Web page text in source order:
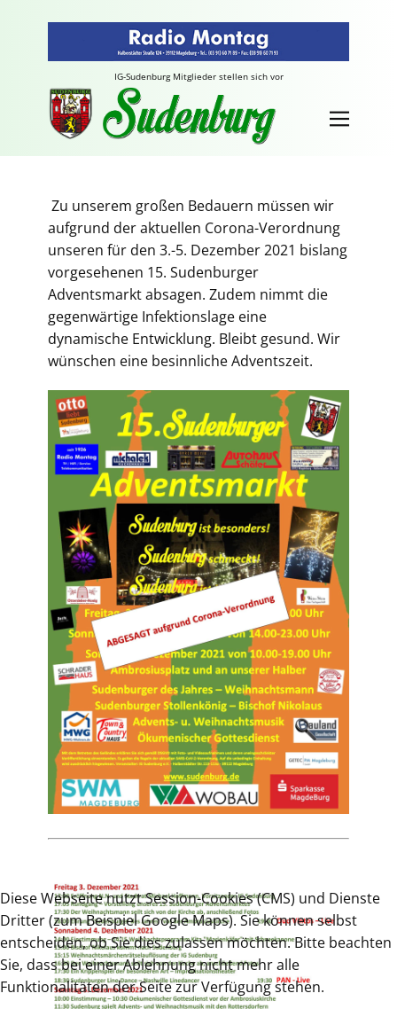
IG-Sudenburg Mitglieder stellen sich vor
Zu unserem großen Bedauern müssen wir
aufgrund der aktuellen Corona-Verordnung
unseren für den 3.-5. Dezember 2021 bislang
vorgesehenen 15. Sudenburger
Adventsmarkt absagen. Zudem nimmt die
gegenwärtige Infektionslage eine
dynamische Entwicklung. Bleibt gesund. Wir
wünschen eine besinnliche Adventszeit.
Diese Webseite nutzt Session-Cookies (CMS) und Dienste
Dritter (zum Beispiel Google Maps). Sie können selbst
entscheiden, ob Sie dies zulassen möchten. Bitte beachten
Sie, dass bei einer Ablehnung nicht mehr alle
Funktionalitäten der Seite zur Verfügung stehen.